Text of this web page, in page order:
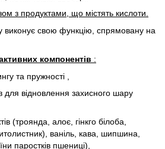
з продуктами, що містять кислоти.
виконує свою функцію, спрямовану на
компонентів :
та пружності ,
для відновлення захисного шару
(троянда, алоє, гінкго білоба,
ваніль, кава, шипшина,
паростків пшениці),